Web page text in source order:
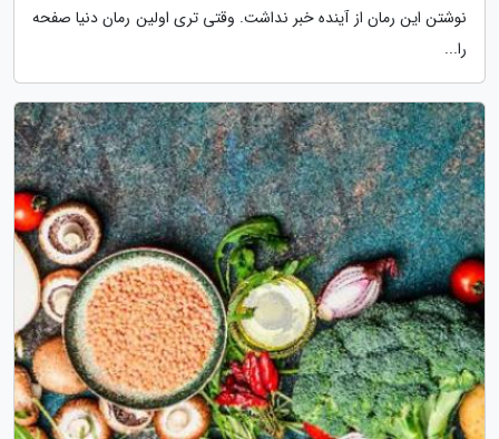
نوشتن این رمان از آینده خبر نداشت. وقتی تری اولین رمان دنیا صفحه
را...